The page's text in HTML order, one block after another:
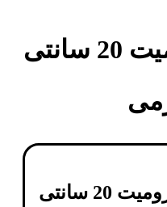
فوم سقفی کرومیت 20 سانتی
قیمت فوم سقفی کرومیت 20 سانتی